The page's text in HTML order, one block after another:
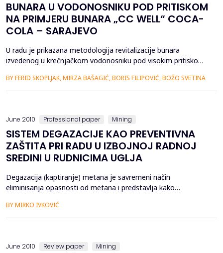
BUNARA U VODONOSNIKU POD PRITISKOM
NA PRIMJERU BUNARA „CC WELL“ COCA-
COLA – SARAJEVO
U radu je prikazana metodologija revitalizacije bunara
izvedenog u krečnjačkom vodonosniku pod visokim pritiskom
Beverages -Sarajevo. Cilj revitalizacije bio je pretvoriti
istražno-eksploatacioni bunar u trajni eksploatacioni
BY FERID SKOPLJAK, MIRZA BAŠAGIĆ, BORIS FILIPOVIĆ, BOŽO SVETINA
June 2010 Professional paper Mining
SISTEM DEGAZACIJE KAO PREVENTIVNA
ZAŠTITA PRI RADU U IZBOJNOJ RADNOJ
SREDINI U RUDNICIMA UGLJA
Degazacija (kaptiranje) metana je savremeni način
eliminisanja opasnosti od metana i predstavlja kako
nesmetano izvođenje radova eksploatacije upodzemnim
rudnicima sa većim izdvajanjem metana . U praksi, tehnologija
BY MIRKO IVKOVIĆ
June 2010 Review paper Mining